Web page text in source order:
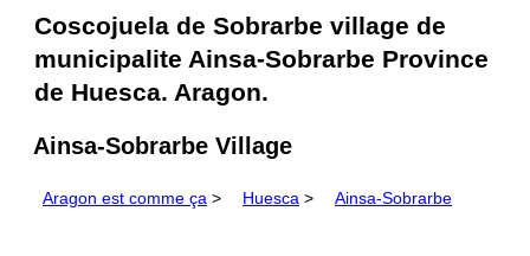
Coscojuela de Sobrarbe village de
municipalite Ainsa-Sobrarbe Province
de Huesca. Aragon.
Ainsa-Sobrarbe Village
Aragon est comme ça > Huesca > Ainsa-Sobrarbe